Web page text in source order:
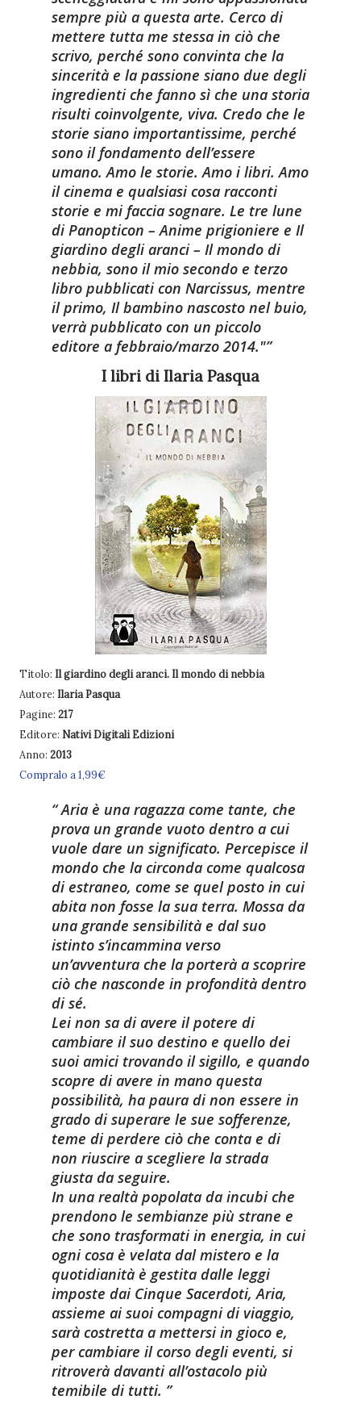
sempre più a questa arte. Cerco di
mettere tutta me stessa in ciò che
scrivo, perché sono convinta che la
sincerità e la passione siano due degli
ingredienti che fanno sì che una storia
risulti coinvolgente, viva. Credo che le
storie siano importantissime, perché
sono il fondamento dell’essere
umano. Amo le storie. Amo i libri. Amo
il cinema e qualsiasi cosa racconti
storie e mi faccia sognare. Le tre lune
di Panopticon – Anime prigioniere e Il
giardino degli aranci – Il mondo di
nebbia, sono il mio secondo e terzo
libro pubblicati con Narcissus, mentre
il primo, Il bambino nascosto nel buio,
verrà pubblicato con un piccolo
editore a febbraio/marzo 2014."
I libri di Ilaria Pasqua
Titolo: Il giardino degli aranci. Il mondo di nebbia
Autore: Ilaria Pasqua
Pagine: 217
Editore: Nativi Digitali Edizioni
Anno: 2013
Compralo a 1,99€
Aria è una ragazza come tante, che
prova un grande vuoto dentro a cui
vuole dare un significato. Percepisce il
mondo che la circonda come qualcosa
di estraneo, come se quel posto in cui
abita non fosse la sua terra. Mossa da
una grande sensibilità e dal suo
istinto s’incammina verso
un’avventura che la porterà a scoprire
ciò che nasconde in profondità dentro
di sé.
Lei non sa di avere il potere di
cambiare il suo destino e quello dei
suoi amici trovando il sigillo, e quando
scopre di avere in mano questa
possibilità, ha paura di non essere in
grado di superare le sue sofferenze,
teme di perdere ciò che conta e di
non riuscire a scegliere la strada
giusta da seguire.
In una realtà popolata da incubi che
prendono le sembianze più strane e
che sono trasformati in energia, in cui
ogni cosa è velata dal mistero e la
quotidianità è gestita dalle leggi
imposte dai Cinque Sacerdoti, Aria,
assieme ai suoi compagni di viaggio,
sarà costretta a mettersi in gioco e,
per cambiare il corso degli eventi, si
ritroverà davanti all’ostacolo più
temibile di tutti.